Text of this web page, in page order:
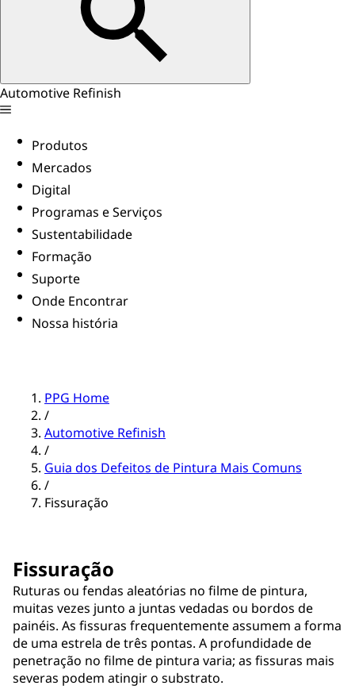
Automotive Refinish
Produtos
Mercados
Digital
Programas e Serviços
Sustentabilidade
Formação
Suporte
Onde Encontrar
Nossa história
PPG Home
/
Automotive Refinish
/
Guia dos Defeitos de Pintura Mais Comuns
/
Fissuração
Fissuração
Ruturas ou fendas aleatórias no filme de pintura,
muitas vezes junto a juntas vedadas ou bordos de
painéis. As fissuras frequentemente assumem a forma
de uma estrela de três pontas. A profundidade de
penetração no filme de pintura varia; as fissuras mais
severas podem atingir o substrato.